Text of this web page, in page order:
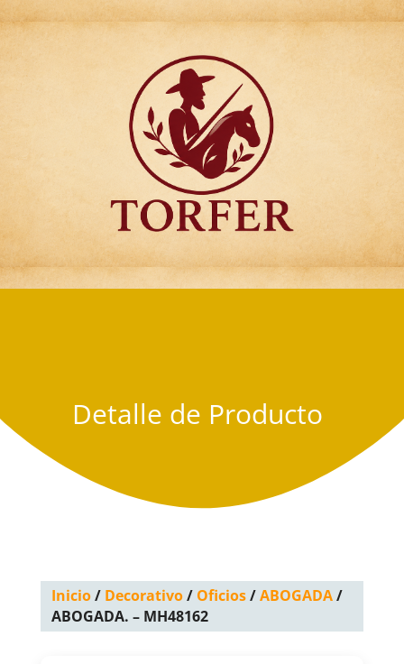
Articulos para
Regalo Torfer.
Detalle de Producto
Inicio/ Decorativo/ Oficios/ABOGADA/
ABOGADA. – MH48162